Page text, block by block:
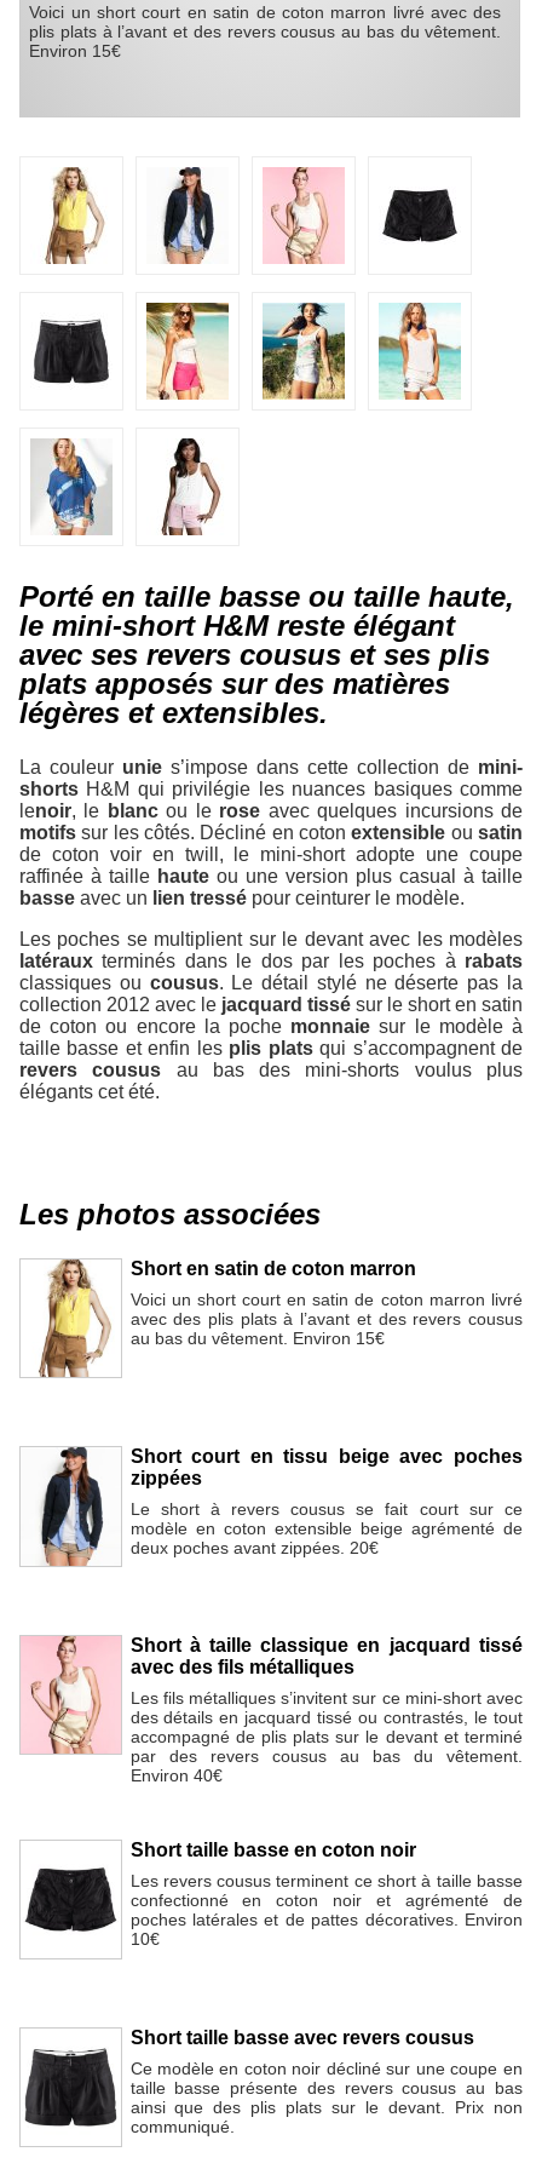
Voici un short court en satin de coton marron livré avec des
plis plats à l’avant et des revers cousus au bas du vêtement.
Environ 15€
Porté en taille basse ou taille haute,
le mini-short H&M reste élégant
avec ses revers cousus et ses plis
plats apposés sur des matières
légères et extensibles.
La couleur unie s’impose dans cette collection de mini-
shorts H&M qui privilégie les nuances basiques comme
lenoir, le blancou lerose avec quelques incursions de
motifs sur les côtés. Décliné en cotonextensible ousatin
de coton voir en twill, le mini-short adopte une coupe
raffinée à taille haute ou une version plus casual à taille
basse avec un lien tressé pour ceinturer le modèle.
Les poches se multiplient sur le devant avec les modèles
latéraux terminés dans le dos par les poches à rabats
classiques ou cousus. Le détail stylé ne déserte pas la
collection 2012 avec le jacquard tissé sur le short en satin
de coton ou encore la poche monnaie sur le modèle à
taille basse et enfin lesplis platsqui s’accompagnent de
revers cousus au bas des mini-shorts voulus plus
élégants cet été.
Les photos associées
Short en satin de coton marron
Voici un short court en satin de coton marron livré
avec des plis plats à l’avant et des revers cousus
au bas du vêtement. Environ 15€
Short court en tissu beige avec poches
zippées
Le short à revers cousus se fait court sur ce
modèle en coton extensible beige agrémenté de
deux poches avant zippées. 20€
Short à taille classique en jacquard tissé
avec des fils métalliques
Les fils métalliques s’invitent sur ce mini-short avec
des détails en jacquard tissé ou contrastés, le tout
accompagné de plis plats sur le devant et terminé
par des revers cousus au bas du vêtement.
Environ 40€
Short taille basse en coton noir
Les revers cousus terminent ce short à taille basse
confectionné en coton noir et agrémenté de
poches latérales et de pattes décoratives. Environ
10€
Short taille basse avec revers cousus
Ce modèle en coton noir décliné sur une coupe en
taille basse présente des revers cousus au bas
ainsi que des plis plats sur le devant. Prix non
communiqué.